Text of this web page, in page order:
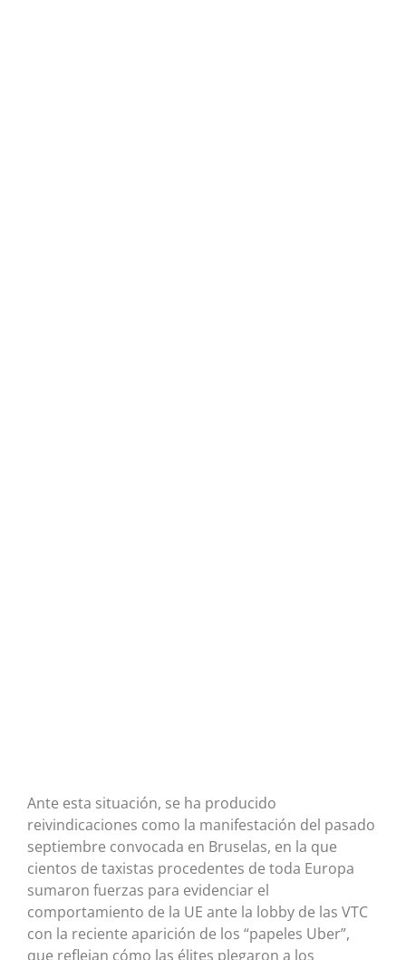
Ante esta situación, se ha producido
reivindicaciones como la manifestación del pasado
septiembre convocada en Bruselas, en la que
cientos de taxistas procedentes de toda Europa
sumaron fuerzas para evidenciar el
comportamiento de la UE ante la lobby de las VTC
con la reciente aparición de los “papeles Uber”,
que reflejan cómo las élites plegaron a los